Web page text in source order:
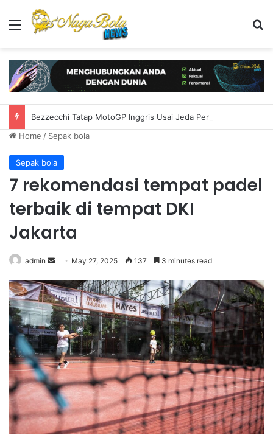
Menu
Home / Sepak bola
Sepak bola
7 rekomendasi tempat padel
terbaik di tempat DKI
Jakarta
admin
n
d
a
n
e
m
a
i
l
May 27, 2025 137 3 minutes read